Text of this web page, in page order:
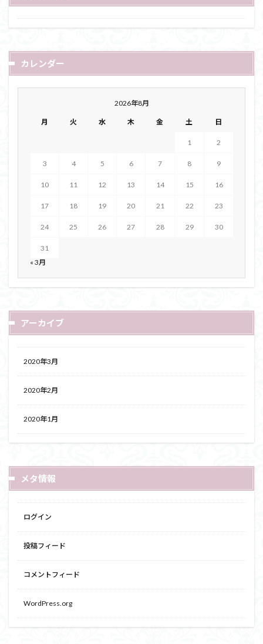
カレンダー
2026年8月
月 火 水 木 金 土 日
1 2
3 4 5 6 7 8 9
10 11 12 13 14 15 16
17 18 19 20 21 22 23
24 25 26 27 28 29 30
31
« 3月
アーカイブ
2020年3月
2020年2月
2020年1月
メタ情報
ログイン
投稿フィード
コメントフィード
WordPress.org